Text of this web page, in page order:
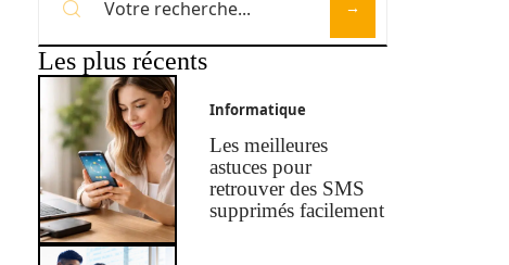
Les plus récents
Informatique
Les meilleures
astuces pour
retrouver des SMS
supprimés facilement